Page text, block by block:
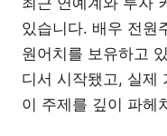
있습니다. 배우 전원
원어치를 보유하고
디서 시작됐고, 실제
이 주제를 깊이 파헤